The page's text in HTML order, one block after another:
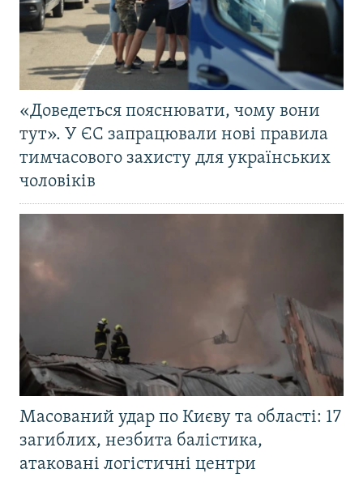
«Доведеться пояснювати, чому вони
тут». У ЄС запрацювали нові правила
тимчасового захисту для українських
чоловіків
Масований удар по Києву та області: 17
загиблих, незбита балістика,
атаковані логістичні центри